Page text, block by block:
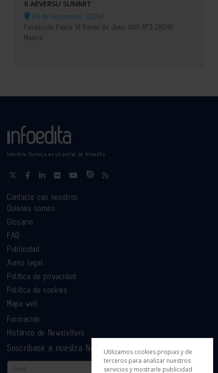
II AEVERSU SUMMIT
29 de septiembre, 2026/
Fundación Pablo VI Paseo de Juan XXIII Nº3 28040
Madrid
Industria Química es un portal de Infoedita
Contacte con nosotros
Quiénes somos
Glosario
FAQ
Publicidad
Aviso legal
Política de privacidad
Política de cookies
Mapa web
Formación
Histórico de Newsletters
Suscríbase a nuestra Newsletter
Email
Utilizamos cookies propias y de
terceros para analizar nuestros
servicios y mostrarle publicidad